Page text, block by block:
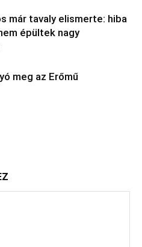
már tavaly elismerte: hiba
épültek nagy
meg az Erőmű